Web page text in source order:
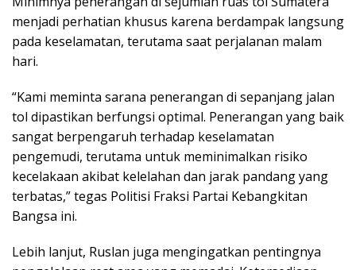
menjadi perhatian khusus karena berdampak langsung
pada keselamatan, terutama saat perjalanan malam
hari.
“Kami meminta sarana penerangan di sepanjang jalan
tol dipastikan berfungsi optimal. Penerangan yang baik
sangat berpengaruh terhadap keselamatan
pengemudi, terutama untuk meminimalkan risiko
kecelakaan akibat kelelahan dan jarak pandang yang
terbatas,” tegas Politisi Fraksi Partai Kebangkitan
Bangsa ini.
Lebih lanjut, Ruslan juga mengingatkan pentingnya